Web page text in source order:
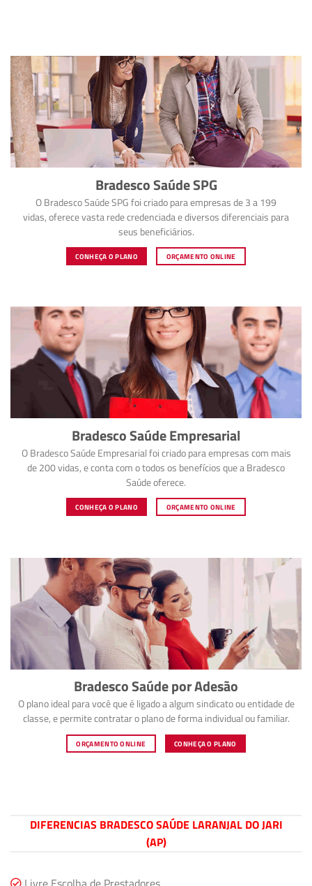
Bradesco Saúde SPG
O Bradesco Saúde SPG foi criado para empresas de 3 a 199
vidas, oferece vasta rede credenciada e diversos diferenciais para
seus beneficiários.
CONHEÇA O PLANO ORÇAMENTO ONLINE
Bradesco Saúde Empresarial
O Bradesco Saúde Empresarial foi criado para empresas com mais
de 200 vidas, e conta com o todos os benefícios que a Bradesco
Saúde oferece.
CONHEÇA O PLANO ORÇAMENTO ONLINE
Bradesco Saúde por Adesão
O plano ideal para você que é ligado a algum sindicato ou entidade de
classe, e permite contratar o plano de forma individual ou familiar.
ORÇAMENTO ONLINE CONHEÇA O PLANO
DIFERENCIAS BRADESCO SAÚDE LARANJAL DO JARI
(AP)